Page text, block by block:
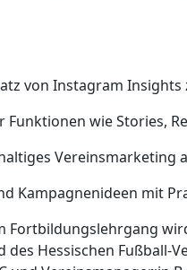
von Instagram
wie Stories,
Vereinsmarketing
Kampagnenideen mit
Fortbildungslehrgang
des Hessischen Fußball-